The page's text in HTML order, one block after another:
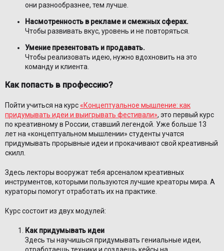
они разнообразнее, тем лучше.
Насмотренность в рекламе и смежных сферах.
Чтобы развивать вкус, уровень и не повторяться.
Умение презентовать и продавать.
Чтобы реализовать идею, нужно вдохновить на это
команду и клиента.
Как попасть в профессию?
Пойти учиться на курс«Концептуальное мышление: как
придумывать идеи и выигрывать фестивали», это первый курс
по креативному в России, ставший легендой. Уже больше 13
лет на «концептуальном мышлении» студенты учатся
придумывать прорывные идеи и прокачивают свой креативный
скилл.
Здесь лекторы вооружат тебя арсеналом креативных
инструментов, которыми пользуются лучшие креаторы мира. А
кураторы помогут отработать их на практике.
Курс состоит из двух модулей:
Как придумывать идеи
Здесь ты научишься придумывать гениальные идеи,